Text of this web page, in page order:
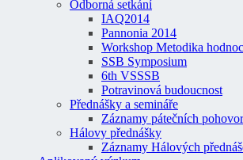
Odborná setkání
IAQ2014
Pannonia 2014
Workshop Metodika
SSB Symposium
6th VSSSB
Potravinová budoucnost
Přednášky a semináře
Záznamy pátečních
Hálovy přednášky
Záznamy Hálových